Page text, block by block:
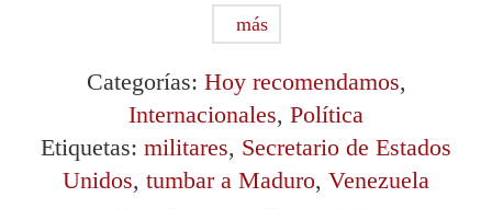
más
Categorías: Hoy recomendamos,
Internacionales, Política
Etiquetas: militares, Secretario de Estados
Unidos, tumbar a Maduro, Venezuela